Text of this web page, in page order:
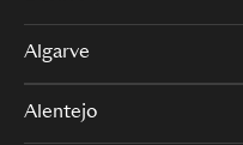
Algarve
Alentejo